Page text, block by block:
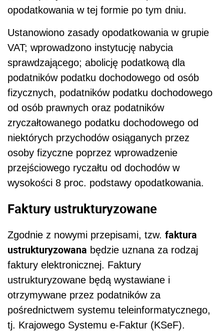
opodatkowania w tej formie po tym dniu.
Ustanowiono zasady opodatkowania w grupie
VAT; wprowadzono instytucję nabycia
sprawdzającego; abolicję podatkową dla
podatników podatku dochodowego od osób
fizycznych, podatników podatku dochodowego
od osób prawnych oraz podatników
zryczałtowanego podatku dochodowego od
niektórych przychodów osiąganych przez
osoby fizyczne poprzez wprowadzenie
przejściowego ryczałtu od dochodów w
wysokości 8 proc. podstawy opodatkowania.
Faktury ustrukturyzowane
Zgodnie z nowymi przepisami, tzw. faktura
ustrukturyzowana będzie uznana za rodzaj
faktury elektronicznej. Faktury
ustrukturyzowane będą wystawiane i
otrzymywane przez podatników za
pośrednictwem systemu teleinformatycznego,
tj. Krajowego Systemu e-Faktur (KSeF).